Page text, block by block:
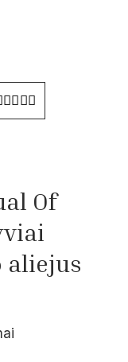

Of